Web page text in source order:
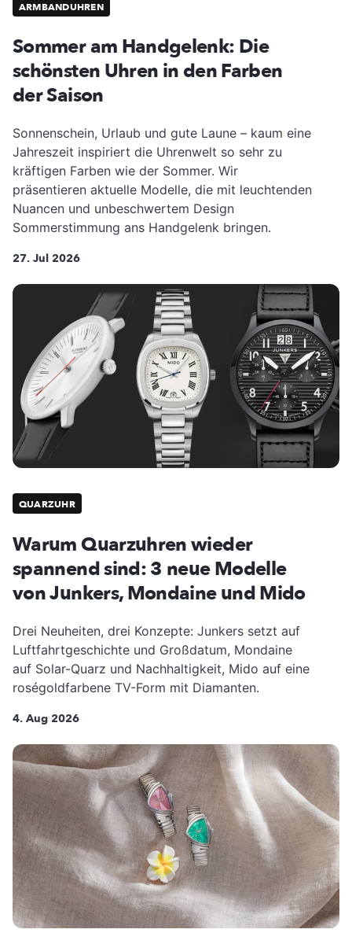
ARMBANDUHREN
Sommer am Handgelenk: Die
schönsten Uhren in den Farben
der Saison
Sonnenschein, Urlaub und gute Laune – kaum eine
Jahreszeit inspiriert die Uhrenwelt so sehr zu
kräftigen Farben wie der Sommer. Wir
präsentieren aktuelle Modelle, die mit leuchtenden
Nuancen und unbeschwertem Design
Sommerstimmung ans Handgelenk bringen.
27. Jul 2026
QUARZUHR
Warum Quarzuhren wieder
spannend sind: 3 neue Modelle
von Junkers, Mondaine und Mido
Drei Neuheiten, drei Konzepte: Junkers setzt auf
Luftfahrtgeschichte und Großdatum, Mondaine
auf Solar-Quarz und Nachhaltigkeit, Mido auf eine
roségoldfarbene TV-Form mit Diamanten.
4. Aug 2026